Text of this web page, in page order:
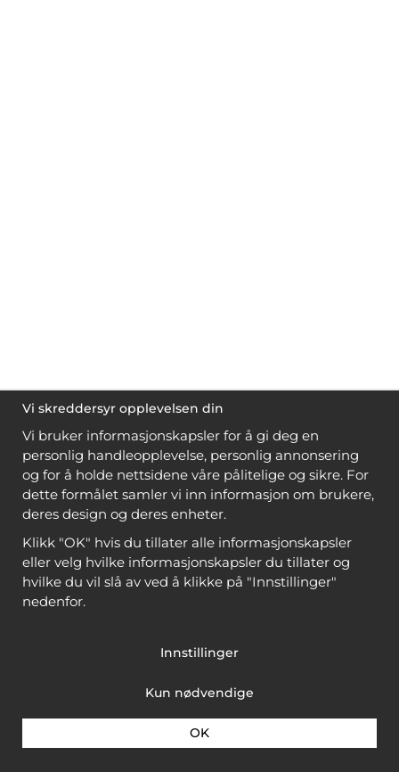
Vi skreddersyr opplevelsen din
Vi bruker informasjonskapsler for å gi deg en
personlig handleopplevelse, personlig annonsering
og for å holde nettsidene våre pålitelige og sikre. For
dette formålet samler vi inn informasjon om brukere,
deres design og deres enheter.
Klikk "OK" hvis du tillater alle informasjonskapsler
eller velg hvilke informasjonskapsler du tillater og
hvilke du vil slå av ved å klikke på "Innstillinger"
nedenfor.
Innstillinger
Kun nødvendige
OK